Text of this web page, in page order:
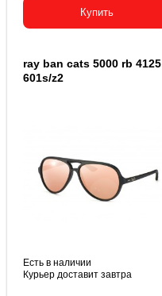
Купить
ray ban cats 5000 rb 4125
601s/z2
Есть в наличии
Курьер доставит завтра